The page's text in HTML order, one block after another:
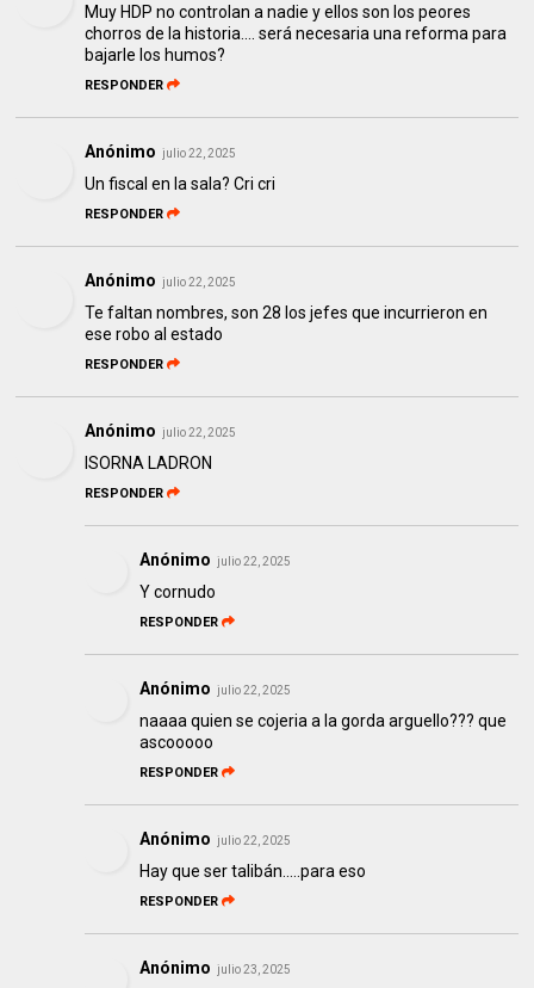
Muy HDP no controlan a nadie y ellos son los peores
chorros de la historia.... será necesaria una reforma para
bajarle los humos?
RESPONDER
Anónimo julio 22, 2025
Un fiscal en la sala? Cri cri
RESPONDER
Anónimo julio 22, 2025
Te faltan nombres, son 28 los jefes que incurrieron en
ese robo al estado
RESPONDER
Anónimo julio 22, 2025
ISORNA LADRON
RESPONDER
Anónimo julio 22, 2025
Y cornudo
RESPONDER
Anónimo julio 22, 2025
naaaa quien se cojeria a la gorda arguello??? que
ascooooo
RESPONDER
Anónimo julio 22, 2025
Hay que ser talibán.....para eso
RESPONDER
Anónimo julio 23, 2025